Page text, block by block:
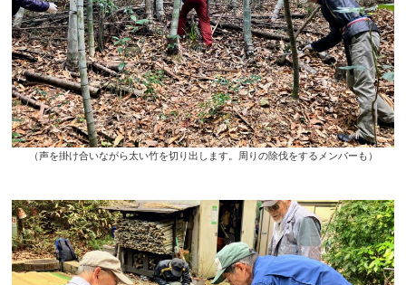
（声を掛け合いながら太い竹を切り出します。周りの除伐をするメンバーも）